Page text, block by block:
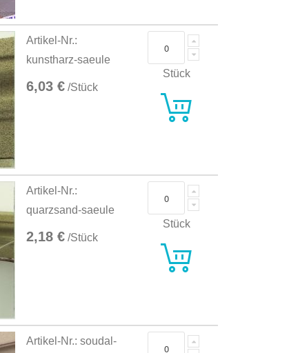
Artikel-Nr.:
kunstharz-saeule
6,03 € /Stück
Stück
Artikel-Nr.:
quarzsand-saeule
2,18 € /Stück
Stück
Artikel-Nr.: soudal-